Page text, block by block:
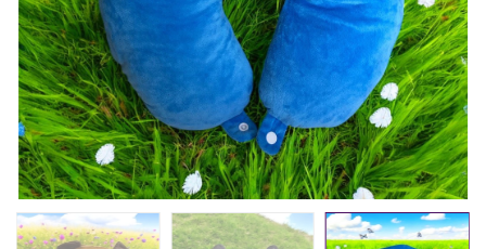
Mã giảm giá:
Ngày hết hạn:
Điều kiện: